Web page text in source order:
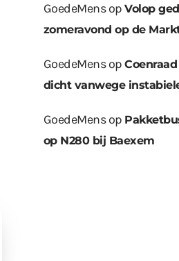
GoedeMensopVolop
zomeravond op de
GoedeMensop
dicht vanwege
GoedeMensop
op N280 bij Baexem